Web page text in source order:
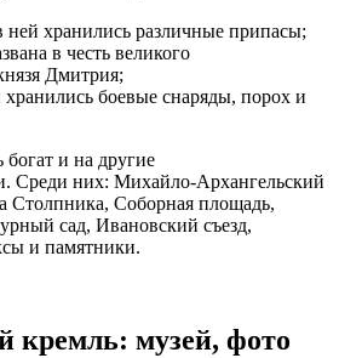
ней хранились различные припасы;
в честь великого
Дмитрия;
боевые снаряды, порох и
и на другие
Среди них: Михайло-Архангельский
Столпника, Соборная площадь,
сад, Ивановский съезд,
и памятники.
кремль: музей, фото